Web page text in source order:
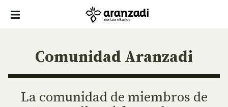
Comunidad Aranzadi
La comunidad de miembros de